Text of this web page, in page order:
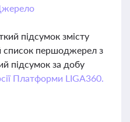
підсумок змісту
список першоджерел з
підсумок за добу
Платформи LIGA360.